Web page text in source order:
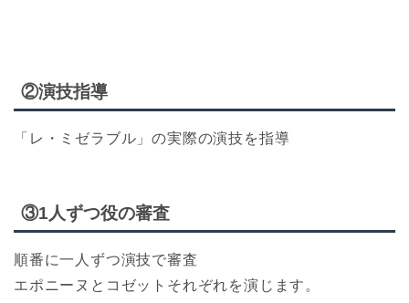
②演技指導
「レ・ミゼラブル」の実際の演技を指導
③1人ずつ役の審査
順番に一人ずつ演技で審査
エポニーヌとコゼットそれぞれを演じます。